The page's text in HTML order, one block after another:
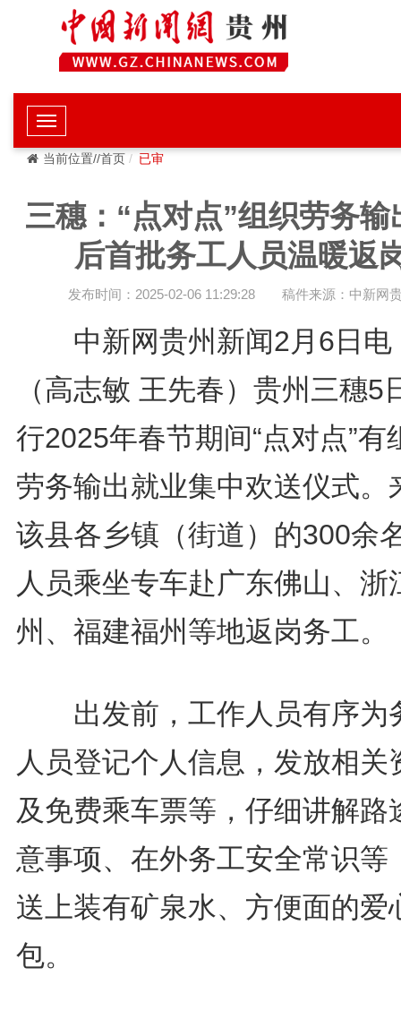
当前位置//首页 已审
三穗：“点对点”组织劳务输
后首批务工人员温暖返
发布时间：2025-02-06 11:29:28 稿件来源：中新网
中新网贵州新闻2月6日
（高志敏 王先春）贵州三穗5
行2025年春节期间“点对点”有
劳务输出就业集中欢送仪式。
该县各乡镇（街道）的300余
人员乘坐专车赴广东佛山、浙
州、福建福州等地返岗务工。
出发前，工作人员有序为
人员登记个人信息，发放相关
及免费乘车票等，仔细讲解路
意事项、在外务工安全常识等
送上装有矿泉水、方便面的爱
包。